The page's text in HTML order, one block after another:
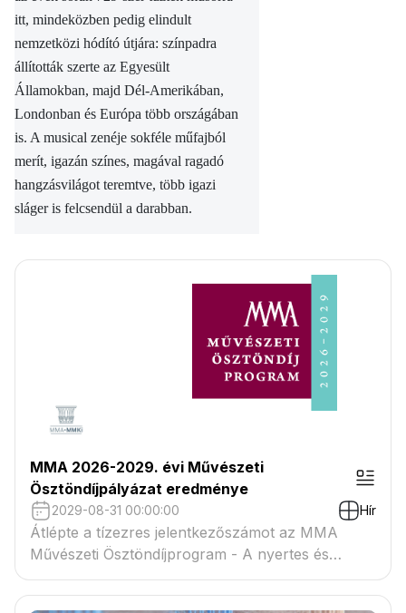
itt, mindeközben pedig elindult
nemzetközi hódító útjára: színpadra
állították szerte az Egyesült
Államokban, majd Dél-Amerikában,
Londonban és Európa több országában
is. A musical zenéje sokféle műfajból
merít, igazán színes, magával ragadó
hangzásvilágot teremtve, több igazi
sláger is felcsendül a darabban.
MMA 2026-2029. évi Művészeti
Ösztöndíjpályázat eredménye
2029-08-31 00:00:00 Hír
Átlépte a tízezres jelentkezőszámot az MMA
Művészeti Ösztöndíjprogram - A nyertes és
tartaléklistás pályázók névsora megtekinthető a
csatolmányban